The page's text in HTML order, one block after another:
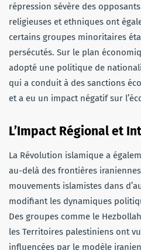
répression sévère des
religieuses et ethniques ont
certains groupes minoritaires
persécutés. Sur le plan
adopté une politique de
qui a conduit à des sanctions
et a eu un impact négatif sur
L’Impact Régional et
La Révolution islamique a
au-delà des frontières
mouvements islamistes dans
modifiant les dynamiques
Des groupes comme le
les Territoires palestiniens ont
influencées par le modèle